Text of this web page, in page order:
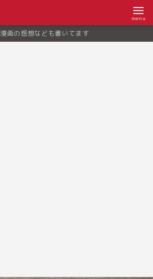
menu
漫画の感想なども書いてます